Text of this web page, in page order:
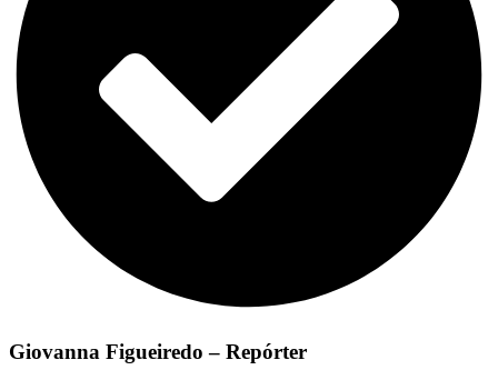
Giovanna Figueiredo – Repórter